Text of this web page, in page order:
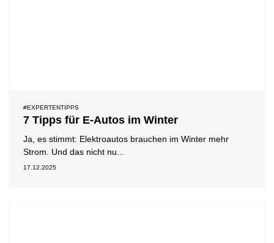
#EXPERTENTIPPS
7 Tipps für E-Autos im Winter
Ja, es stimmt: Elektroautos brauchen im Winter mehr
Strom. Und das nicht nu...
17.12.2025